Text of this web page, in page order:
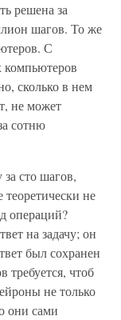
решена за
шагов. То же
С
компьютеров
сколько в нем
не может
сотню
сто шагов,
не
операций?
на задачу; он
был сохранен
требуется, чтоб
не только
они сами